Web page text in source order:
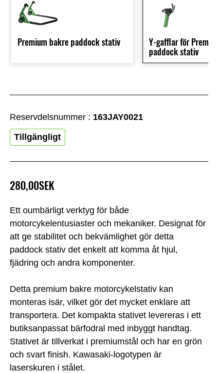
Ett oumbärligt verktyg för både
motorcykelentusiaster och mekaniker. Designat för
att ge stabilitet och bekvämlighet gör detta
paddock stativ det enkelt att komma åt hjul,
fjädring och andra komponenter.
Detta premium bakre motorcykelstativ kan
monteras isär, vilket gör det mycket enklare att
transportera. Det kompakta stativet levereras i ett
butiksanpassat bärfodral med inbyggt handtag.
Stativet är tillverkat i premiumstål och har en grön
och svart finish. Kawasaki-logotypen är
laserskuren i stålet.
280,00SEK
Reservdelsnummer : 163JAY0021
Tillgängligt
Premium bakre paddock stativ
Y-gafflar för
paddock stativ